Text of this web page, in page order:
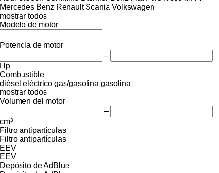
Mercedes Benz Renault Scania Volkswagen
mostrar todos
Modelo de motor
Potencia de motor
–
Hp
Combustible
diésel eléctrico gas/gasolina gasolina
mostrar todos
Volumen del motor
–
cm³
Filtro antipartículas
Filtro antipartículas
EEV
EEV
Depósito de AdBlue